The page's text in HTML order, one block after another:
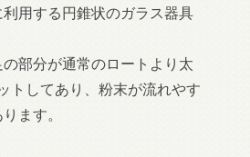
用する円錐状のガラス器具
部分が通常のロートより太
トしてあり、粉末が流れやす
ます。